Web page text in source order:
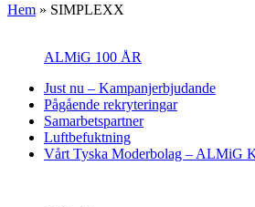
Hem » SIMPLEXX
ALMiG 100 ÅR
Just nu – Kampanjerbjudande
Pågående rekryteringar
Samarbetspartner
Luftbefuktning
Vårt Tyska Moderbolag – ALMiG